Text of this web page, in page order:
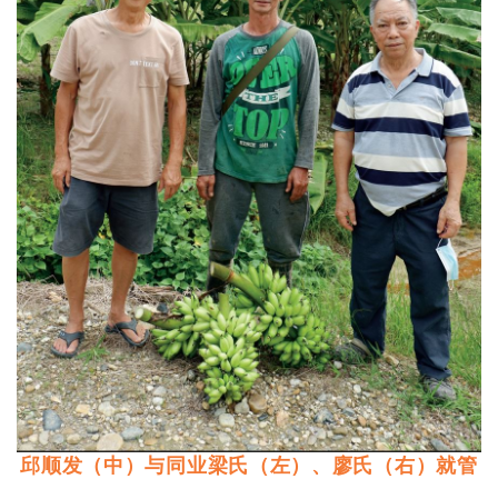
邱顺发（中）与同业梁氏（左）、廖氏（右）就管